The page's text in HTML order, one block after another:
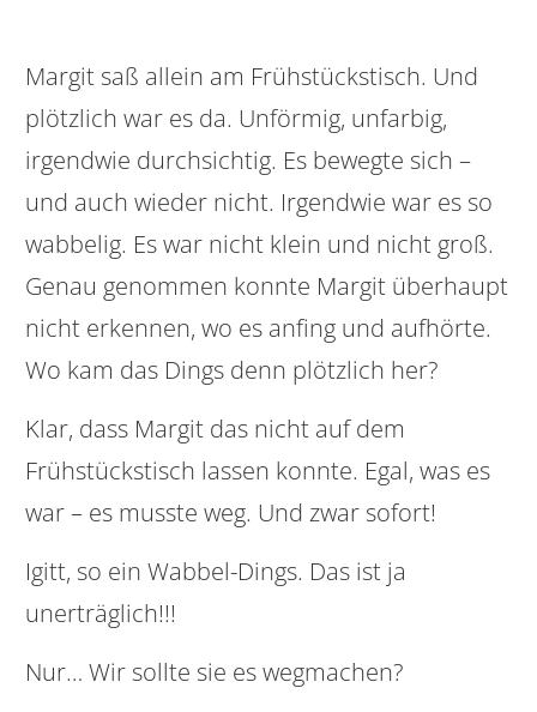
Margit saß allein am Frühstückstisch. Und
plötzlich war es da. Unförmig, unfarbig,
irgendwie durchsichtig. Es bewegte sich –
und auch wieder nicht. Irgendwie war es so
wabbelig. Es war nicht klein und nicht groß.
Genau genommen konnte Margit überhaupt
nicht erkennen, wo es anfing und aufhörte.
Wo kam das Dings denn plötzlich her?
Klar, dass Margit das nicht auf dem
Frühstückstisch lassen konnte. Egal, was es
war – es musste weg. Und zwar sofort!
Igitt, so ein Wabbel-Dings. Das ist ja
unerträglich!!!
Nur… Wir sollte sie es wegmachen?